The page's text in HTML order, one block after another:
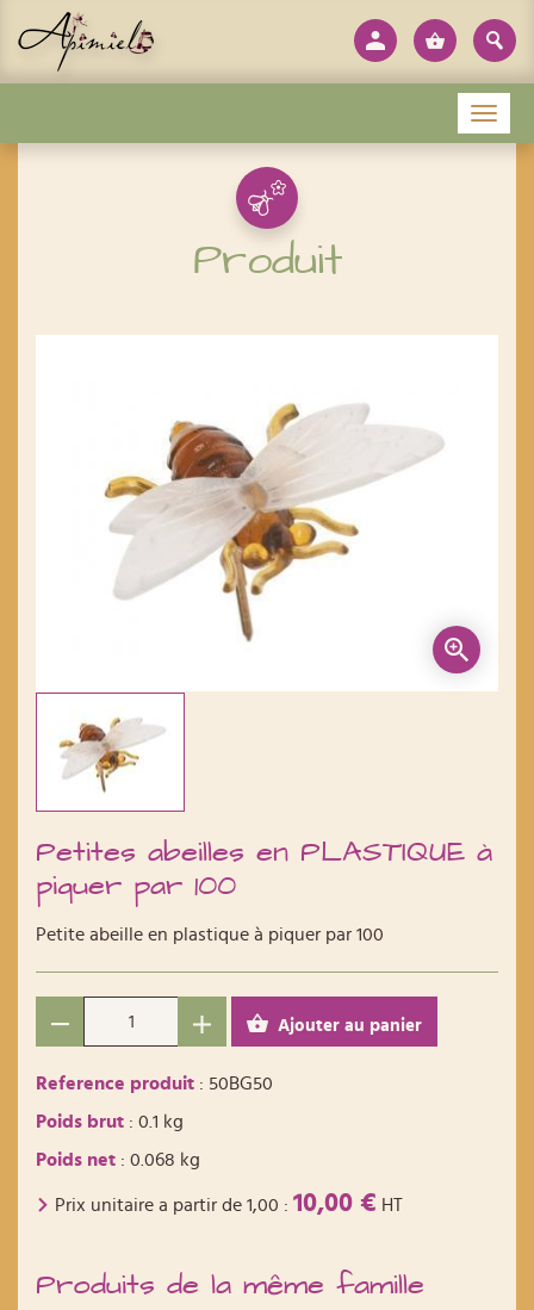
Produit
Petites abeilles en PLASTIQUE à
piquer par 100
Petite abeille en plastique à piquer par 100
Ajouter au panier
Reference produit : 50BG50
Poids brut : 0.1 kg
Poids net : 0.068 kg
Prix unitaire a partir de 1,00 : 10,00 € HT
Produits de la même famille
Menu
Panneau de gestion des cookies